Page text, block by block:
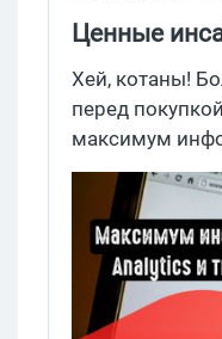
Ценные
отчетах
Хей, котаны!
перед
максимум
услуге. Для
сравнивают,
отзывы.
мобильных
мобильный
за последние